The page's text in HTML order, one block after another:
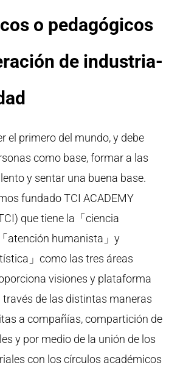
o pedagógicos
de industria-
el primero del mundo, y debe
como base, formar a las
y sentar una buena base.
fundado TCI ACADEMY
que tiene la「ciencia
atención humanista」y
」como las tres áreas
visiones y plataforma
de las distintas maneras
a compañías, compartición de
y por medio de la unión de los
con los círculos académicos